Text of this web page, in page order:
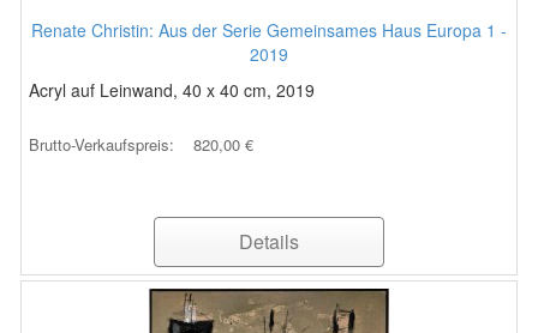
Renate Christin: Aus der Serie Gemeinsames Haus Europa 1 -
2019
Acryl auf Leinwand, 40 x 40 cm, 2019
Brutto-Verkaufspreis: 820,00 €
Details